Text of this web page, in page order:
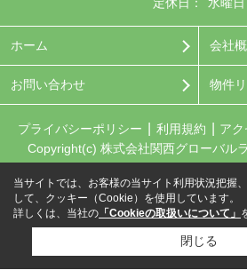
ホーム 会社
お問い合わせ 物件
プライバシーポリシー 利用規約 ア
Copyright(c) 株式会社関西グローバル
当サイトでは、お客様の当サイト利用状況把握
して、クッキー（Cookie）を使用しています。
詳しくは、当社の 「Cookieの取扱いについて」
閉じる